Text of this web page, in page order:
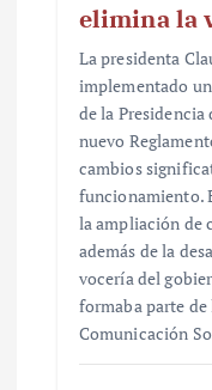
elimina la
La presidenta
implementado
de la
nuevo
cambios
funcionamiento.
la ampliación de
además de la
vocería del
formaba parte
Comunicación